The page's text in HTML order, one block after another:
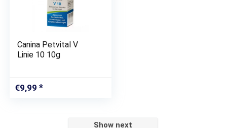
Canina Petvital V
Linie 10 10g
€9,99
Show next